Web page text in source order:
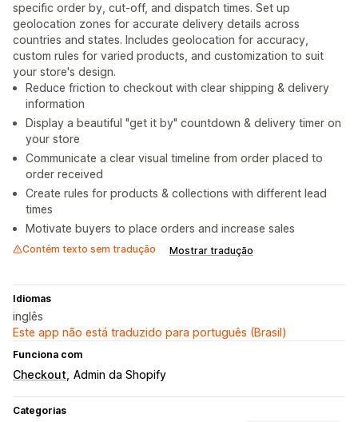
specific order by, cut-off, and dispatch times. Set up
geolocation zones for accurate delivery details across
countries and states. Includes geolocation for accuracy,
custom rules for varied products, and customization to suit
your store's design.
Reduce friction to checkout with clear shipping & delivery
information
Display a beautiful "get it by" countdown & delivery timer on
your store
Communicate a clear visual timeline from order placed to
order received
Create rules for products & collections with different lead
times
Motivate buyers to place orders and increase sales
Contém texto sem tradução Mostrar tradução
Idiomas
inglês
Este app não está traduzido para português (Brasil)
Funciona com
Checkout Admin da Shopify
Categorias